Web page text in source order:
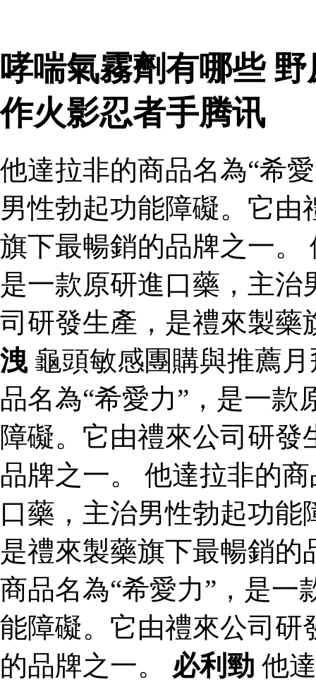
哮喘氣霧劑有哪些
作火影忍者手腾讯
他達拉非的商品名為“希
男性勃起功能障礙。它
旗下最暢銷的品牌之一。
是一款原研進口藥，主
司研發生產，是禮來製藥
洩 龜頭敏感團購與推薦
品名為“希愛力”，是一
障礙。它由禮來公司研
品牌之一。 他達拉非的
口藥，主治男性勃起功
是禮來製藥旗下最暢銷
商品名為“希愛力”，是一
能障礙。它由禮來公司研
的品牌之一。 必利勁 他